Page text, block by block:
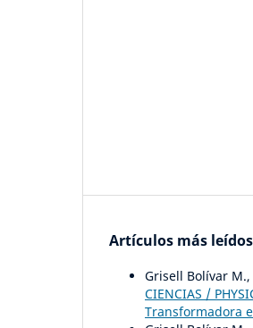
Artículos más
Grisell Bolívar M.,
CIENCIAS /
Transformadora